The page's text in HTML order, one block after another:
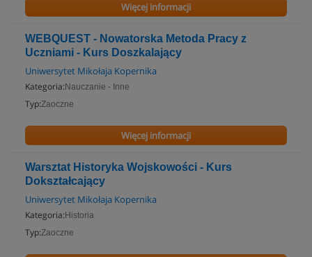
Więcej informacji
WEBQUEST - Nowatorska Metoda Pracy z
Uczniami - Kurs Doszkalający
Uniwersytet Mikołaja Kopernika
Kategoria: Nauczanie - Inne
Typ:Zaoczne
Więcej informacji
Warsztat Historyka Wojskowości - Kurs
Dokształcający
Uniwersytet Mikołaja Kopernika
Kategoria: Historia
Typ:Zaoczne